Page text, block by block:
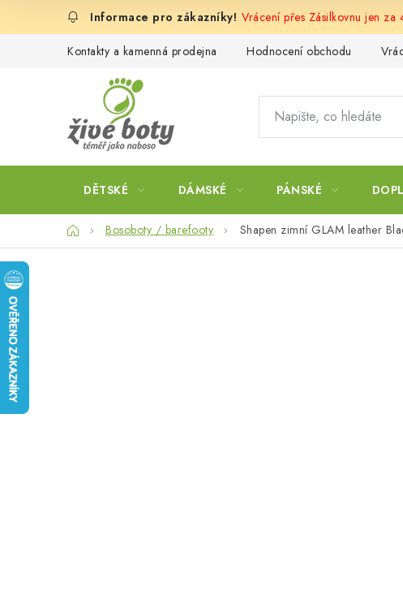
Vrácení přes Zásilkovnu jen
Kontakty a kamenná prodejna Hodnocení obchodu
DĚTSKÉ DÁMSKÉ PÁNSKÉ
DomůBosoboty / barefooty Shapen zimní GLAM leather